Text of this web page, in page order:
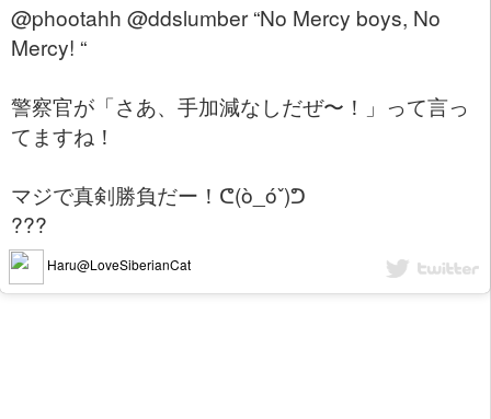
@phootahh @ddslumber “No Mercy boys, No
Mercy! “
警察官が「さあ、手加減なしだぜ〜！」って言っ
てますね！
マジで真剣勝負だー！ᕦ(ò_óˇ)ᕤ
???
Haru@LoveSiberianCat